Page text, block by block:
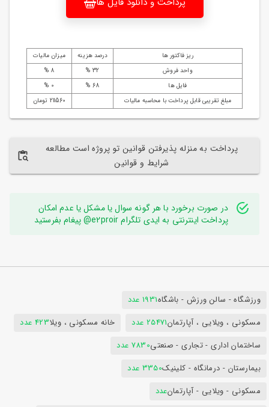
ریز فاکتور ها درصد هزینه
میزان مالیات
واحد فروش
32 %
8 %
فایل ها
68 %
0 %
مبلغ تقریبی قابل پرداخت با محاسبه مالیات
211560 تومان
پرداخت به منزله پذیرفتن قوانین تو پروژه است مطالعه
شرایط و قوانین
در صورت برخورد با هر گونه سوال یا مشکل یا عدم امکان
پرداخت اینترنتی به ایدی تلگرام e2proir@ پیغام بفرستید
ورزشگاه - سالن ورزش - باشگاه1931 عدد
مسکونی ، ویلایی ، آپارتمان25471 عدد خانه مسکونی ، ویلا423 عدد
ساختمان اداری - تجاری - صنعتی7830 عدد
بیمارستان - درمانگاه - کلینیک3350 عدد
مسکونی - ویلایی - آپارتمانعدد